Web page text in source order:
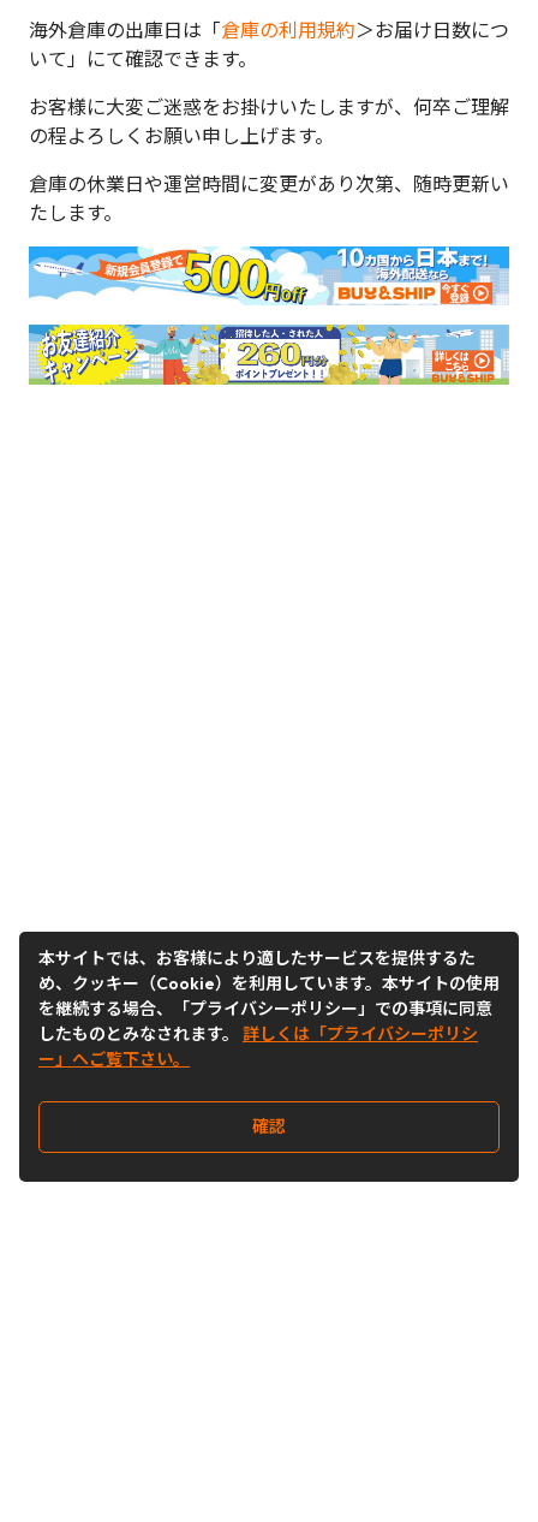
海外倉庫の出庫日は「倉庫の利用規約＞お届け日数につ
いて」にて確認できます。
お客様に大変ご迷惑をお掛けいたしますが、何卒ご理解
の程よろしくお願い申し上げます。
倉庫の休業日や運営時間に変更があり次第、随時更新い
たします。
本サイトでは、お客様により適したサービスを提供するた
め、クッキー（Cookie）を利用しています。本サイトの使用
を継続する場合、「プライバシーポリシー」での事項に同意
したものとみなされます。 詳しくは「プライバシーポリシ
ー」へご覧下さい。
確認